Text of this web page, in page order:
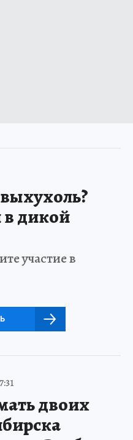
дикой
участие в
двоих